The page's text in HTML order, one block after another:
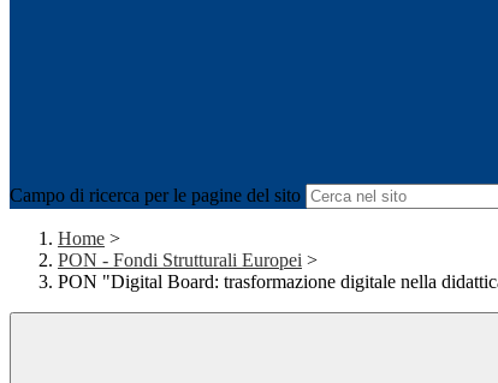
Campo di ricerca per le pagine del sito
Home >
PON - Fondi Strutturali Europei >
PON "Digital Board: trasformazione digitale nella